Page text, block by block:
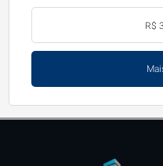
R$